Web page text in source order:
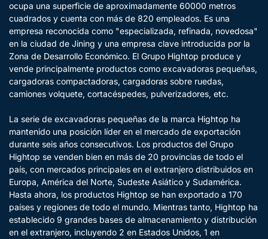
ocupa una superficie de aproximadamente 60000 metros
cuadrados y cuenta con más de 820 empleados. Es una
empresa reconocida como "especializada, refinada, novedosa"
en la ciudad de Jining y una empresa clave introducida por la
Zona de Desarrollo Económico. El Grupo Hightop produce y
vende principalmente productos como excavadoras pequeñas,
cargadoras compactadoras, cargadoras sobre ruedas,
camiones volquete, cortacéspedes, pulverizadores, etc.
La serie de excavadoras pequeñas de la marca Hightop ha
mantenido una posición líder en el mercado de exportación
durante seis años consecutivos. Los productos del Grupo
Hightop se venden bien en más de 20 provincias de todo el
país, con mercados principales en el extranjero distribuidos en
Europa, América del Norte, Sudeste Asiático y Sudamérica.
Hasta ahora, los productos Hightop se han exportado a 170
países y regiones de todo el mundo. Mientras tanto, Hightop ha
establecido 9 grandes bases de almacenamiento y distribución
en el extranjero, incluyendo 2 en Estados Unidos, 1 en